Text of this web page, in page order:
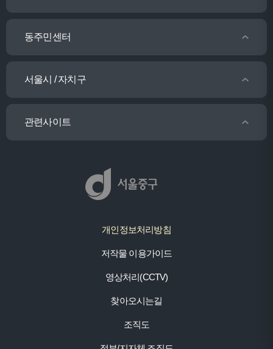
동주민센터
서울시 / 자치구
관련사이트
개인정보처리방침
저작물 이용가이드
영상처리(CCTV)
찾아오시는길
조직도